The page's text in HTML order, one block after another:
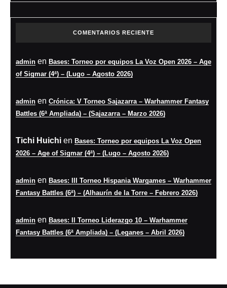
COMENTARIOS RECIENTE
admin en Bases: Torneo por equipos La Voz Open 2026 – Age
of Sigmar (4ª) – (Lugo – Agosto 2026)
admin en Crónica: V Torneo Sajazarra – Warhammer Fantasy
Battles (6ª Ampliada) – (Sajazarra – Marzo 2026)
Tichi Huichi en Bases: Torneo por equipos La Voz Open
2026 – Age of Sigmar (4ª) – (Lugo – Agosto 2026)
admin en Bases: III Torneo Hispania Wargames – Warhammer
Fantasy Battles (6ª) – (Alhaurín de la Torre – Febrero 2026)
admin en Bases: II Torneo Liderazgo 10 – Warhammer
Fantasy Battles (6ª Ampliada) – (Leganes – Abril 2026)